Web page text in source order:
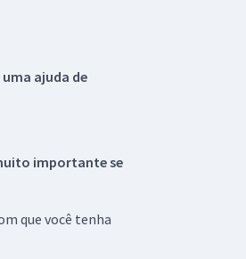
ajuda de
importante se
que você tenha